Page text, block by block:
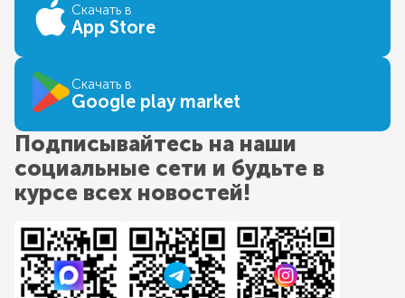
Скачать в
App Store
Скачать в
Google play market
Подписывайтесь на наши
социальные сети и будьте в
курсе всех новостей!